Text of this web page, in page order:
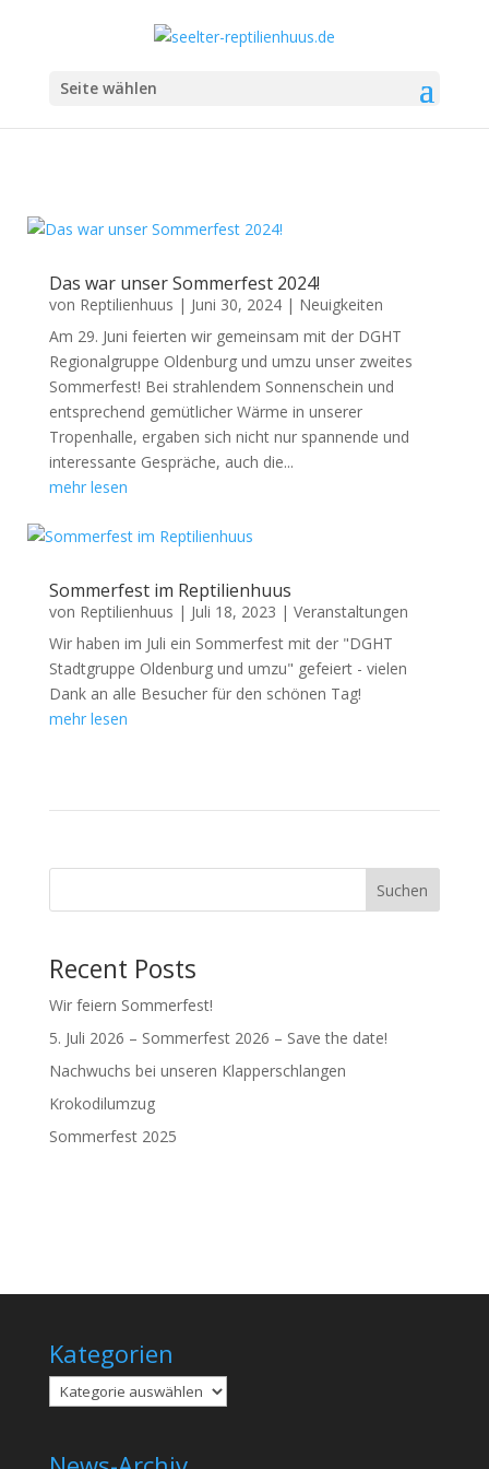
Seite wählen
Das war unser Sommerfest 2024!
von Reptilienhuus | Juni 30, 2024| Neuigkeiten
Am 29. Juni feierten wir gemeinsam mit der DGHT
Regionalgruppe Oldenburg und umzu unser zweites
Sommerfest! Bei strahlendem Sonnenschein und
entsprechend gemütlicher Wärme in unserer
Tropenhalle, ergaben sich nicht nur spannende und
interessante Gespräche, auch die...
mehr lesen
Sommerfest im Reptilienhuus
von Reptilienhuus | Juli 18, 2023 | Veranstaltungen
Wir haben im Juli ein Sommerfest mit der "DGHT
Stadtgruppe Oldenburg und umzu" gefeiert - vielen
Dank an alle Besucher für den schönen Tag!
mehr lesen
Suchen
Recent Posts
Wir feiern Sommerfest!
5. Juli 2026 – Sommerfest 2026 – Save the date!
Nachwuchs bei unseren Klapperschlangen
Krokodilumzug
Sommerfest 2025
Kategorien
Kategorien